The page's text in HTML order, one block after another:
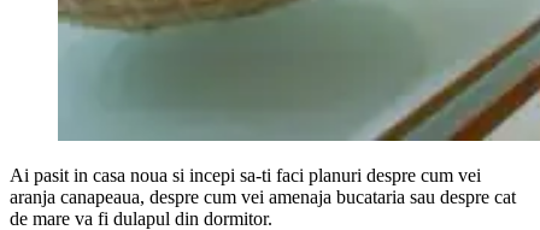
Ai pasit in casa noua si incepi sa-ti faci planuri despre cum vei
aranja canapeaua, despre cum vei amenaja bucataria sau despre cat
de mare va fi dulapul din dormitor.